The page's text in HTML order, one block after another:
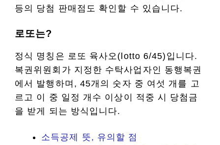
등의 당첨 판매점도 확인할 수 있습니다.
로또는?
정식 명칭은 로또 육사오(lotto 6/45)입니다.
복권위원회가 지정한 수탁사업자인 동행복권
에서 발행하며, 45개의 숫자 중 여섯 개를 고
르고 이 중 일정 개수 이상이 적중 시 당첨금
을 받게 되는 방식입니다.
소득공제 뜻, 유의할 점